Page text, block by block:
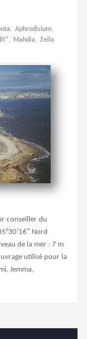
, Aphrodisium,
, Mahdia, Zella
conseiller du
Nord
de la mer : 7 m
utilisé pour la
Jemma,